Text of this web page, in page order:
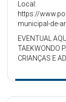
Local:
https://
municipal-de-
EVENTUAL
TAEKWONDO
CRIANÇAS E